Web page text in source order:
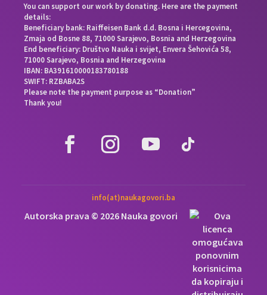
You can support our work by donating. Here are the payment
details:
Beneficiary bank: Raiffeisen Bank d.d. Bosna i Hercegovina,
Zmaja od Bosne 88, 71000 Sarajevo, Bosnia and Herzegovina
End beneficiary: Društvo Nauka i svijet, Envera Šehovića 58,
71000 Sarajevo, Bosnia and Herzegovina
IBAN: BA391610000183780188
SWIFT: RZBABA2S
Please note the payment purpose as “Donation”
Thank you!
info(at)naukagovori.ba
Autorska prava © 2026 Nauka govori